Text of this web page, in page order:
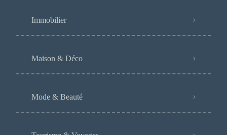
Immobilier
Maison & Déco
Mode & Beauté